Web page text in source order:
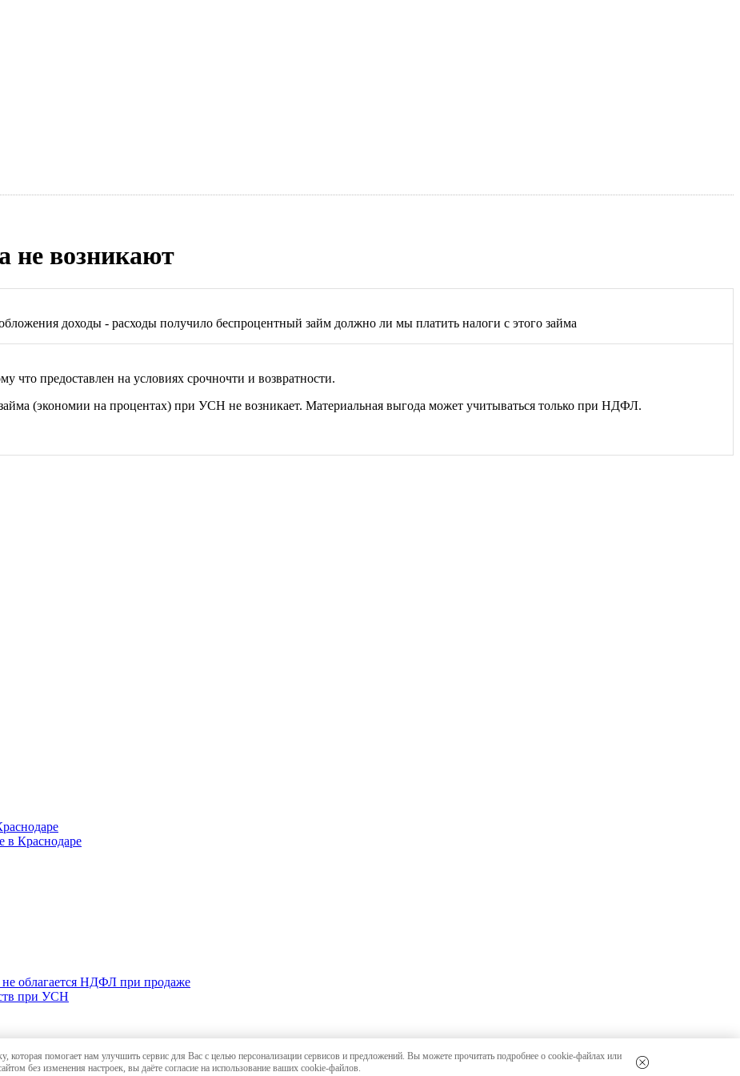
не возникают
доходы - расходы получило беспроцентный займ должно ли мы платить налоги с этого займа
что предоставлен на условиях срочночти и возвратности.
(экономии на процентах) при УСН не возникает. Материальная выгода может учитываться только при НДФЛ.
в Краснодаре
не облагается НДФЛ при продаже
при УСН
в Краснодаре,карта сайта
которая помогает нам улучшить сервис для Вас с целью персонализации сервисов и предложений. Вы можете прочитать подробнее о cookie-файлах или
без изменения настроек, вы даёте согласие на использование ваших cookie-файлов.